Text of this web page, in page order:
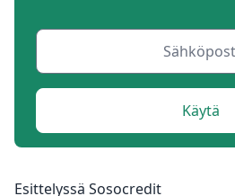
Käytä
Esittelyssä Sosocredit